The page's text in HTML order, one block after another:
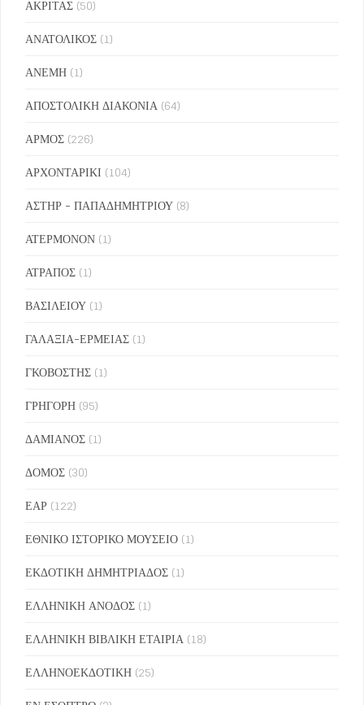
ΑΚΡΙΤΑΣ (50)
ΑΝΑΤΟΛΙΚΟΣ (1)
ΑΝΕΜΗ (1)
ΑΠΟΣΤΟΛΙΚΗ ΔΙΑΚΟΝΙΑ (64)
ΑΡΜΟΣ (226)
ΑΡΧΟΝΤΑΡΙΚΙ (104)
ΑΣΤΗΡ - ΠΑΠΑΔΗΜΗΤΡΙΟΥ (8)
ΑΤΕΡΜΟΝΟΝ (1)
ΑΤΡΑΠΟΣ (1)
ΒΑΣΙΛΕΙΟΥ (1)
ΓΑΛΑΞΙΑ-ΕΡΜΕΙΑΣ (1)
ΓΚΟΒΟΣΤΗΣ (1)
ΓΡΗΓΟΡΗ (95)
ΔΑΜΙΑΝΟΣ (1)
ΔΟΜΟΣ (30)
ΕΑΡ (122)
ΕΘΝΙΚΟ ΙΣΤΟΡΙΚΟ ΜΟΥΣΕΙΟ (1)
ΕΚΔΟΤΙΚΗ ΔΗΜΗΤΡΙΑΔΟΣ (1)
ΕΛΛΗΝΙΚΗ ΑΝΟΔΟΣ (1)
ΕΛΛΗΝΙΚΗ ΒΙΒΛΙΚΗ ΕΤΑΙΡΙΑ (18)
ΕΛΛΗΝΟΕΚΔΟΤΙΚΗ (25)